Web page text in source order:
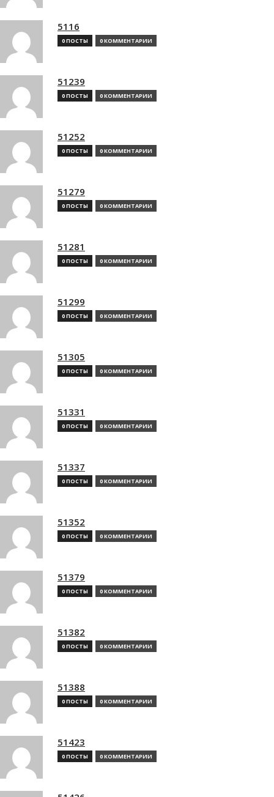
5116
0 ПОСТЫ 0 КОММЕНТАРИИ
51239
0 ПОСТЫ 0 КОММЕНТАРИИ
51252
0 ПОСТЫ 0 КОММЕНТАРИИ
51279
0 ПОСТЫ 0 КОММЕНТАРИИ
51281
0 ПОСТЫ 0 КОММЕНТАРИИ
51299
0 ПОСТЫ 0 КОММЕНТАРИИ
51305
0 ПОСТЫ 0 КОММЕНТАРИИ
51331
0 ПОСТЫ 0 КОММЕНТАРИИ
51337
0 ПОСТЫ 0 КОММЕНТАРИИ
51352
0 ПОСТЫ 0 КОММЕНТАРИИ
51379
0 ПОСТЫ 0 КОММЕНТАРИИ
51382
0 ПОСТЫ 0 КОММЕНТАРИИ
51388
0 ПОСТЫ 0 КОММЕНТАРИИ
51423
0 ПОСТЫ 0 КОММЕНТАРИИ